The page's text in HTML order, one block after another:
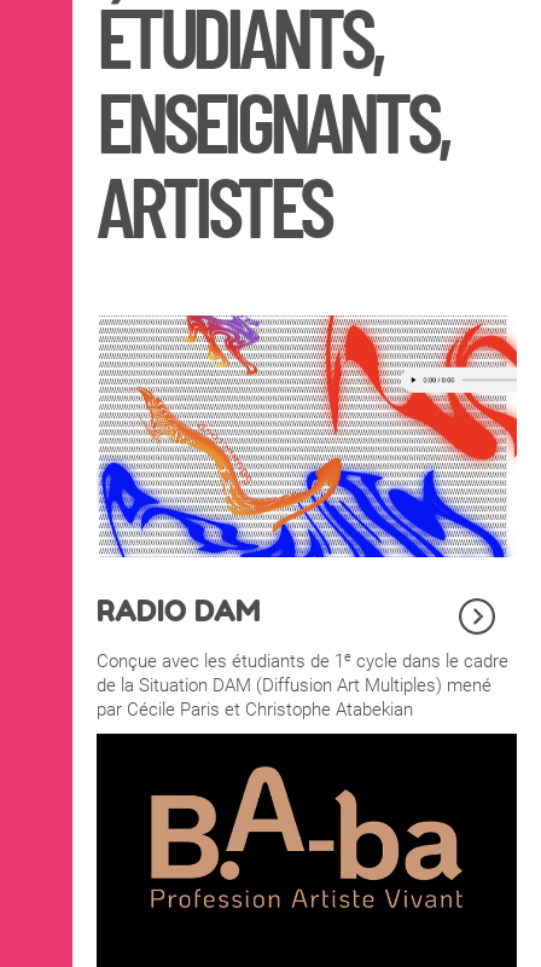
ÉTUDIANTS,
ENSEIGNANTS,
ARTISTES
RADIO DAM
Conçue avec les étudiants de 1 e cycle dans le cadre
de la Situation DAM (Diffusion Art Multiples) mené
par Cécile Paris et Christophe Atabekian